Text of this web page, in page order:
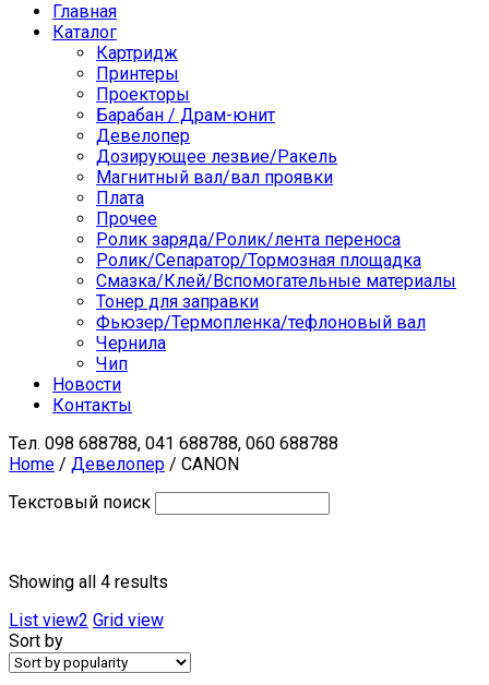
Главная
Каталог
Картридж
Принтеры
Проекторы
Барабан / Драм-юнит
Девелопер
Дозирующее лезвие/Ракель
Магнитный вал/вал проявки
Плата
Прочее
Ролик заряда/Ролик/лента переноса
Ролик/Сепаратор/Тормозная площадка
Смазка/Клей/Вспомогательные материалы
Тонер для заправки
Фьюзер/Термопленка/тефлоновый вал
Чернила
Чип
Новости
Контакты
Тел. 098 688788, 041 688788, 060 688788
Home / Девелопер / CANON
Текстовый поиск
Showing all 4 results
List view2 Grid view
Sort by